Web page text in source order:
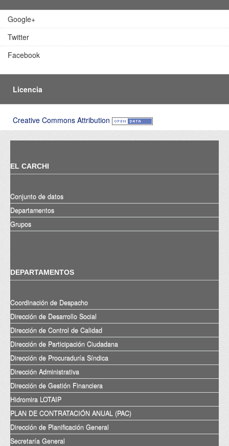
Google+
Twitter
Facebook
Licencia
Creative Commons Attribution
EL CARCHI
Conjunto de datos
Departamentos
Grupos
DEPARTAMENTOS
Coordinación de Despacho
Dirección de Desarrollo Social
Dirección de Control de Calidad
Dirección de Participación Ciudadana
Dirección de Procuraduría Síndica
Dirección Administrativa
Dirección de Gestión Financiera
Hidromira LOTAIP
PLAN DE CONTRATACIÓN ANUAL (PAC)
Dirección de Planificación General
Secretaría General